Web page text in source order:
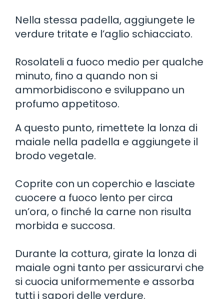
Nella stessa padella, aggiungete le
verdure tritate e l’aglio schiacciato.
Rosolateli a fuoco medio per qualche
minuto, fino a quando non si
ammorbidiscono e sviluppano un
profumo appetitoso.
A questo punto, rimettete la lonza di
maiale nella padella e aggiungete il
brodo vegetale.
Coprite con un coperchio e lasciate
cuocere a fuoco lento per circa
un’ora, o finché la carne non risulta
morbida e succosa.
Durante la cottura, girate la lonza di
maiale ogni tanto per assicurarvi che
si cuocia uniformemente e assorba
tutti i sapori delle verdure.